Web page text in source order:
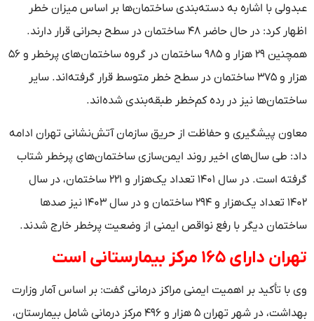
عبدولی با اشاره به دسته‌بندی ساختمان‌ها بر اساس میزان خطر
اظهار کرد: در حال حاضر ۴۸ ساختمان در سطح بحرانی قرار دارند.
همچنین ۲۹ هزار و ۹۸۵ ساختمان در گروه ساختمان‌های پرخطر و ۵۶
هزار و ۳۷۵ ساختمان در سطح خطر متوسط قرار گرفته‌اند. سایر
ساختمان‌ها نیز در رده کم‌خطر طبقه‌بندی شده‌اند.
معاون پیشگیری و حفاظت از حریق سازمان آتش‌نشانی تهران ادامه
داد: طی سال‌های اخیر روند ایمن‌سازی ساختمان‌های پرخطر شتاب
گرفته است. در سال ۱۴۰۱ تعداد یک‌هزار و ۲۲۱ ساختمان، در سال
۱۴۰۲ تعداد یک‌هزار و ۲۹۴ ساختمان و در سال ۱۴۰۳ نیز صدها
ساختمان دیگر با رفع نواقص ایمنی از وضعیت پرخطر خارج شدند.
تهران دارای ۱۶۵ مرکز بیمارستانی است
وی با تأکید بر اهمیت ایمنی مراکز درمانی گفت: بر اساس آمار وزارت
بهداشت، در شهر تهران ۵ هزار و ۴۹۶ مرکز درمانی شامل بیمارستان،